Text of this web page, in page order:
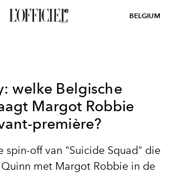
BELGIUM
welke Belgische
Margot Robbie
première?
spin-off van "Suicide Squad" die
met Margot Robbie in de